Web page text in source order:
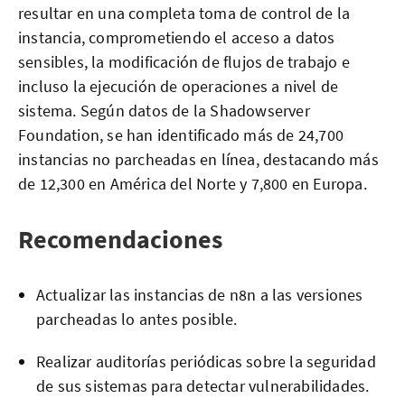
resultar en una completa toma de control de la
instancia, comprometiendo el acceso a datos
sensibles, la modificación de flujos de trabajo e
incluso la ejecución de operaciones a nivel de
sistema. Según datos de la Shadowserver
Foundation, se han identificado más de 24,700
instancias no parcheadas en línea, destacando más
de 12,300 en América del Norte y 7,800 en Europa.
Recomendaciones
Actualizar las instancias de n8n a las versiones
parcheadas lo antes posible.
Realizar auditorías periódicas sobre la seguridad
de sus sistemas para detectar vulnerabilidades.